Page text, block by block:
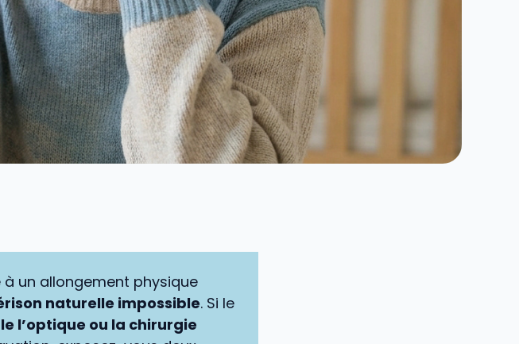
à un allongement physique
naturelle impossible. Si le
l’optique ou la chirurgie